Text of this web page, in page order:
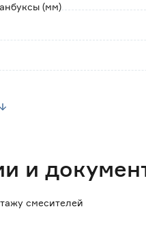
(мм)
и
смесителей